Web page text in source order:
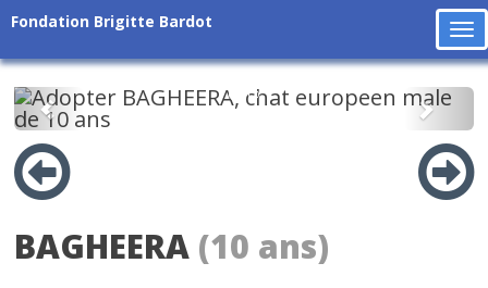
Fondation Brigitte Bardot
Précédent
BAGHEERA (10 ans)